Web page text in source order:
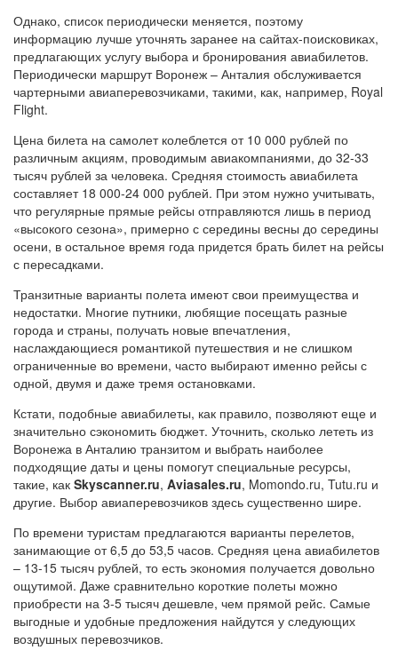
Однако, список периодически меняется, поэтому
информацию лучше уточнять заранее на сайтах-поисковиках,
предлагающих услугу выбора и бронирования авиабилетов.
Периодически маршрут Воронеж – Анталия обслуживается
чартерными авиаперевозчиками, такими, как, например, Royal
Flight.
Цена билета на самолет колеблется от 10 000 рублей по
различным акциям, проводимым авиакомпаниями, до 32-33
тысяч рублей за человека. Средняя стоимость авиабилета
составляет 18 000-24 000 рублей. При этом нужно учитывать,
что регулярные прямые рейсы отправляются лишь в период
«высокого сезона», примерно с середины весны до середины
осени, в остальное время года придется брать билет на рейсы
с пересадками.
Транзитные варианты полета имеют свои преимущества и
недостатки. Многие путники, любящие посещать разные
города и страны, получать новые впечатления,
наслаждающиеся романтикой путешествия и не слишком
ограниченные во времени, часто выбирают именно рейсы с
одной, двумя и даже тремя остановками.
Кстати, подобные авиабилеты, как правило, позволяют еще и
значительно сэкономить бюджет. Уточнить, сколько лететь из
Воронежа в Анталию транзитом и выбрать наиболее
подходящие даты и цены помогут специальные ресурсы,
такие, как Skyscanner.ru, Aviasales.ru, Momondo.ru, Tutu.ru и
другие. Выбор авиаперевозчиков здесь существенно шире.
По времени туристам предлагаются варианты перелетов,
занимающие от 6,5 до 53,5 часов. Средняя цена авиабилетов
– 13-15 тысяч рублей, то есть экономия получается довольно
ощутимой. Даже сравнительно короткие полеты можно
приобрести на 3-5 тысяч дешевле, чем прямой рейс. Самые
выгодные и удобные предложения найдутся у следующих
воздушных перевозчиков.